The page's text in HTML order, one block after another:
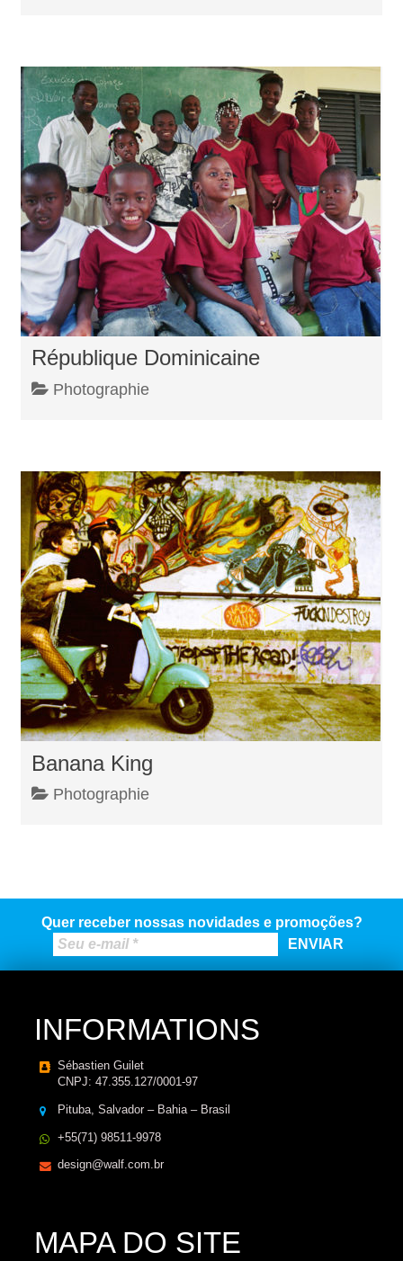
République Dominicaine
Photographie
Banana King
Photographie
Quer receber nossas novidades e promoções?
INFORMATIONS
Sébastien Guilet
CNPJ: 47.355.127/0001-97
Pituba, Salvador – Bahia – Brasil
+55(71) 98511-9978
design@walf.com.br
MAPA DO SITE